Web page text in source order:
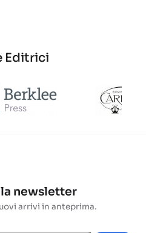
Editrici
newsletter
arrivi in anteprima.